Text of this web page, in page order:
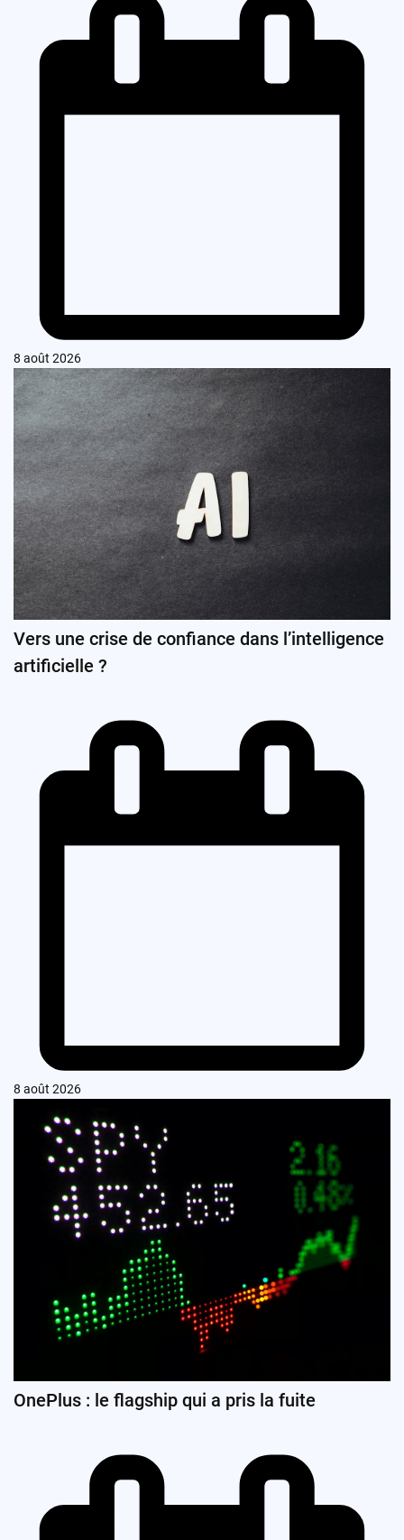
8 août 2026
Vers une crise de confiance dans l’intelligence
artificielle ?
8 août 2026
OnePlus : le flagship qui a pris la fuite